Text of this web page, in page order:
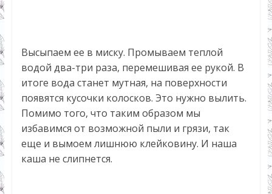
Высыпаем ее в миску. Промываем теплой
водой два-три раза, перемешивая ее рукой. В
итоге вода станет мутная, на поверхности
появятся кусочки колосков. Это нужно вылить.
Помимо того, что таким образом мы
избавимся от возможной пыли и грязи, так
еще и вымоем лишнюю клейковину. И наша
каша не слипнется.